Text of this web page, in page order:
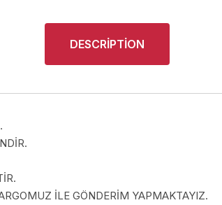
DESCRIPTION
İLE GÖNDERİM YAPMAKTAYIZ.